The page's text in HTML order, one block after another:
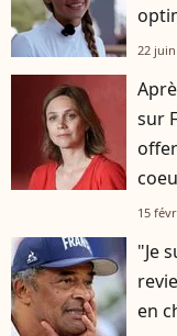
22
sur
15
"Je
en